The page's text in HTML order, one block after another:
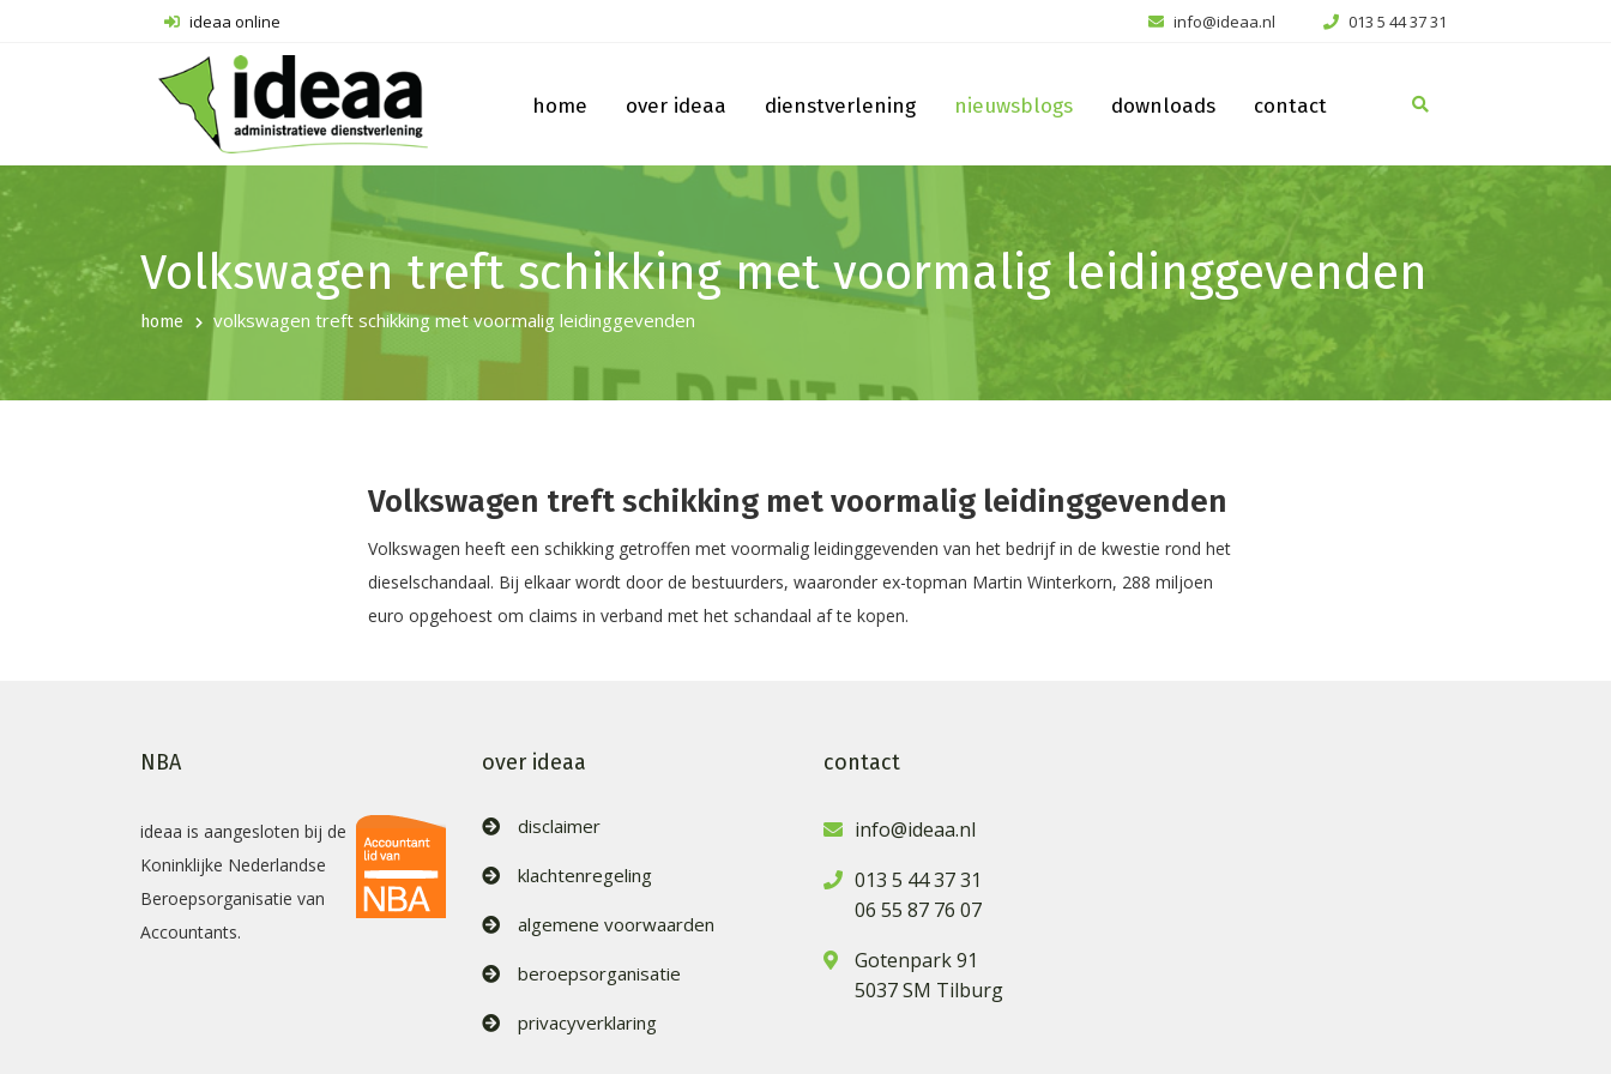
ideaa online 013 5 44 37 31
info@ideaa.nl
home over ideaa dienstverlening nieuwsblogs downloads contact
Volkswagen treft schikking met voormalig leidinggevenden
home volkswagen treft schikking met voormalig leidinggevenden
Volkswagen treft schikking met voormalig leidinggevenden
Volkswagen heeft een schikking getroffen met voormalig leidinggevenden van het bedrijf in de kwestie rond het
dieselschandaal. Bij elkaar wordt door de bestuurders, waaronder ex-topman Martin Winterkorn, 288 miljoen
euro opgehoest om claims in verband met het schandaal af te kopen.
NBA
ideaa is aangesloten bij de
Koninklijke Nederlandse
Beroepsorganisatie van
Accountants.
over ideaa
disclaimer
klachtenregeling
algemene voorwaarden
beroepsorganisatie
privacyverklaring
contact
info@ideaa.nl
013 5 44 37 31
06 55 87 76 07
Gotenpark 91
5037 SM Tilburg